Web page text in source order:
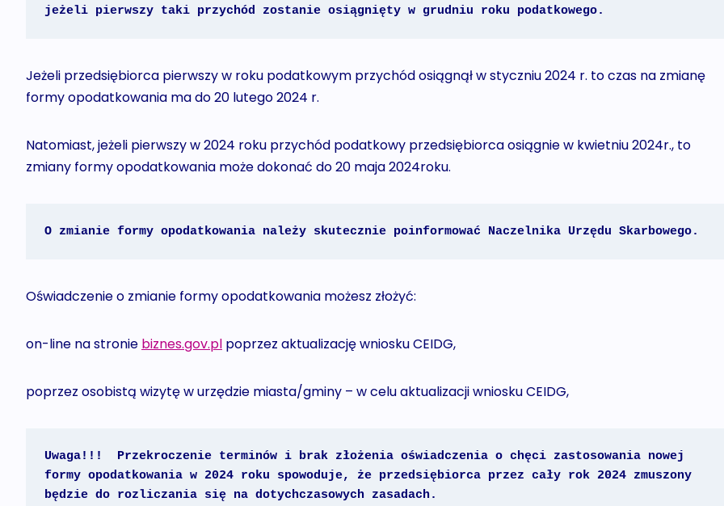
jeżeli pierwszy taki przychód zostanie osiągnięty w grudniu roku podatkowego.
Jeżeli przedsiębiorca pierwszy w roku podatkowym przychód osiągnął w styczniu 2024 r. to czas na zmianę
formy opodatkowania ma do 20 lutego 2024 r.
Natomiast, jeżeli pierwszy w 2024 roku przychód podatkowy przedsiębiorca osiągnie w kwietniu 2024r., to
zmiany formy opodatkowania może dokonać do 20 maja 2024roku.
O zmianie formy opodatkowania należy skutecznie poinformować Naczelnika Urzędu Skarbowego.
Oświadczenie o zmianie formy opodatkowania możesz złożyć:
on-line na stronie biznes.gov.pl poprzez aktualizację wniosku CEIDG,
poprzez osobistą wizytę w urzędzie miasta/gminy – w celu aktualizacji wniosku CEIDG,
Uwaga!!!  Przekroczenie terminów i brak złożenia oświadczenia o chęci zastosowania nowej
formy opodatkowania w 2024 roku spowoduje, że przedsiębiorca przez cały rok 2024 zmuszony
będzie do rozliczania się na dotychczasowych zasadach.